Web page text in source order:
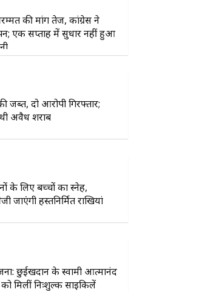
की मांग तेज, कांग्रेस ने
एक सप्ताह में सुधार नहीं हुआ
जब्त, दो आरोपी गिरफ्तार;
अवैध शराब
के लिए बच्चों का स्नेह,
जाएंगी हस्तनिर्मित राखियां
छुईखदान के स्वामी आत्मानंद
मिलीं निःशुल्क साइकिलें